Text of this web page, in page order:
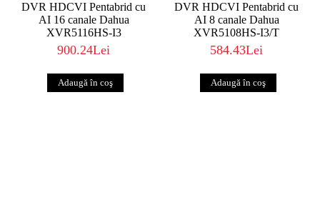
DVR HDCVI Pentabrid cu
AI 16 canale Dahua
XVR5116HS-I3
900.24Lei
DVR HDCVI Pentabrid cu
AI 8 canale Dahua
XVR5108HS-I3/T
584.43Lei